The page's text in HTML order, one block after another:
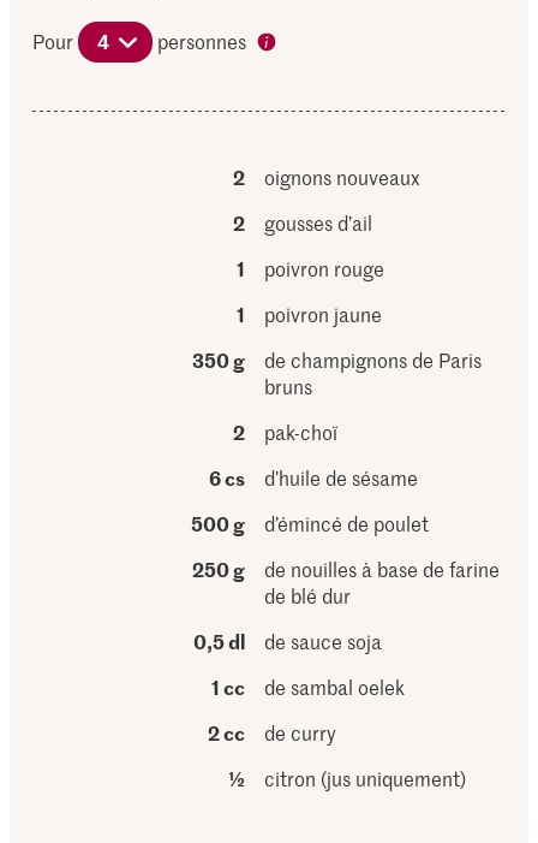
Pour 4 personnes
2
oignons nouveaux
2
gousses d’ail
1
poivron rouge
1
poivron jaune
350 g
de champignons de Paris
bruns
2
pak-choï
6 cs
d’huile de sésame
500 g
d’émincé de poulet
250 g
de nouilles à base de farine
de blé dur
0,5 dl
de sauce soja
1 cc
de sambal oelek
2 cc
de curry
½
citron (jus uniquement)